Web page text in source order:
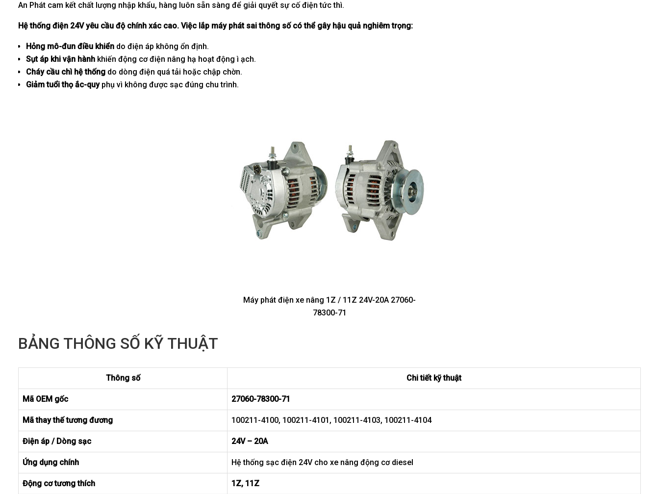
An Phát cam kết chất lượng nhập khẩu, hàng luôn sẵn sàng để giải quyết sự cố điện tức thì.
Hệ thống điện 24V yêu cầu độ chính xác cao. Việc lắp máy phát sai thông số có thể gây hậu quả nghiêm trọng:
Hỏng mô-đun điều khiển do điện áp không ổn định.
Sụt áp khi vận hành khiến động cơ điện nâng hạ hoạt động ì ạch.
Cháy cầu chì hệ thống do dòng điện quá tải hoặc chập chờn.
Giảm tuổi thọ ắc-quyphụ vì không được sạc đúng chu trình.
Máy phát điện xe nâng 1Z / 11Z 24V-20A 27060-
78300-71
BẢNG THÔNG SỐ KỸ THUẬT
Thông số Chi tiết kỹ thuật
Mã OEM gốc 27060-78300-71
Mã thay thế tương đương 100211-4100, 100211-4101, 100211-4103, 100211-4104
Điện áp / Dòng sạc 24V – 20A
Ứng dụng chính Hệ thống sạc điện 24V cho xe nâng động cơ diesel
Động cơ tương thích 1Z, 11Z